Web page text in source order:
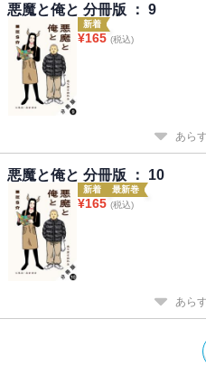
悪魔と俺と 分冊版 ： 9
新着
¥165 (税込)
あら
悪魔と俺と 分冊版 ： 10
新着 最新巻
¥165 (税込)
あら